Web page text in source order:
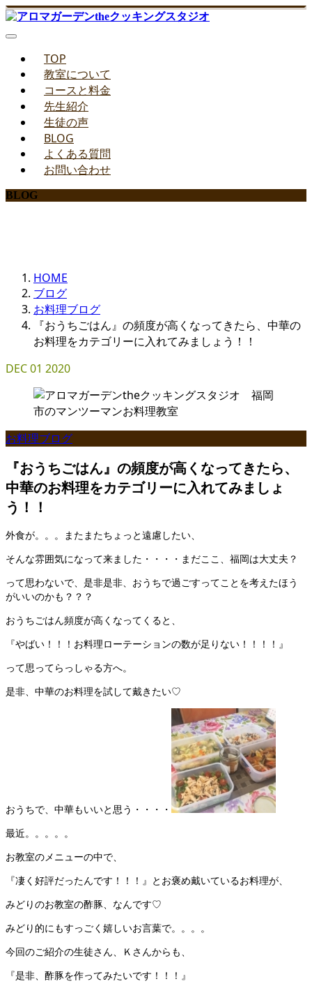
TOP
教室について
コースと料金
先生紹介
生徒の声
BLOG
よくある質問
お問い合わせ
BLOG
HOME
ブログ
お料理ブログ
『おうちごはん』の頻度が高くなってきたら、中華の
お料理をカテゴリーに入れてみましょう！！
DEC01 2020
お料理ブログ
『おうちごはん』の頻度が高くなってきたら、
中華のお料理をカテゴリーに入れてみましょ
う！！
外食が。。。またまたちょっと遠慮したい、
そんな雰囲気になって来ました・・・・まだここ、福岡は大丈夫？
って思わないで、是非是非、おうちで過ごすってことを考えたほう
がいいのかも？？？
おうちごはん頻度が高くなってくると、
『やばい！！！お料理ローテーションの数が足りない！！！！』
って思ってらっしゃる方へ。
是非、中華のお料理を試して戴きたい♡
おうちで、中華もいいと思う・・・・
最近。。。。。
お教室のメニューの中で、
『凄く好評だったんです！！！』とお褒め戴いているお料理が、
みどりのお教室の酢豚、なんです♡
みどり的にもすっごく嬉しいお言葉で。。。。
今回のご紹介の生徒さん、Ｋさんからも、
『是非、酢豚を作ってみたいです！！！』